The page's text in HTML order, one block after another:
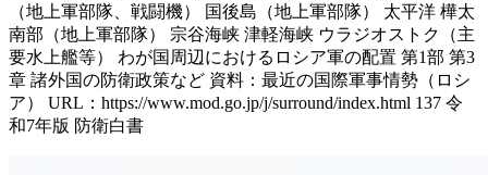
（地上軍部隊、戦闘機） 国後島（地上軍部隊） 太平洋 樺太
南部（地上軍部隊） 宗谷海峡 津軽海峡 ウラジオストク（主
要水上艦等） わが国周辺におけるロシア軍の配置 第1部 第3
章 諸外国の防衛政策など 資料：最近の国際軍事情勢（ロシ
ア） URL：https://www.mod.go.jp/j/surround/index.html 137 令
和7年版 防衛白書